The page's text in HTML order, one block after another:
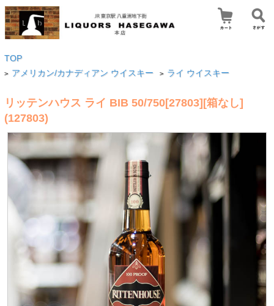
TOP
> アメリカン/カナディアン ウイスキー > ライ ウイスキー
リッテンハウス ライ BIB 50/750[27803][箱なし]
(127803)